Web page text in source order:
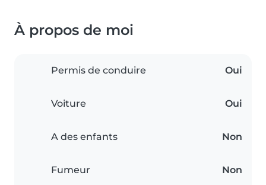
À propos de moi
Permis de conduire Oui
Voiture Oui
A des enfants Non
Fumeur Non